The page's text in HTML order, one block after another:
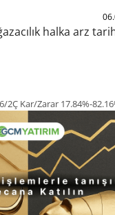
halka arz
Kar/Zarar 17.84%-